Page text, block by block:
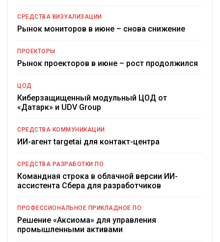
СРЕДСТВА ВИЗУАЛИЗАЦИИ
Рынок мониторов в июне – снова снижение
ПРОЕКТОРЫ
Рынок проекторов в июне – рост продолжился
ЦОД
Киберзащищенный модульный ЦОД от
«Датарк» и UDV Group
СРЕДСТВА КОММУНИКАЦИИ
ИИ-агент targetai для контакт-центра
СРЕДСТВА РАЗРАБОТКИ ПО
Командная строка в облачной версии ИИ-
ассистента Сбера для разработчиков
ПРОФЕССИОНАЛЬНОЕ ПРИКЛАДНОЕ ПО
Решение «Аксиома» для управления
промышленными активами